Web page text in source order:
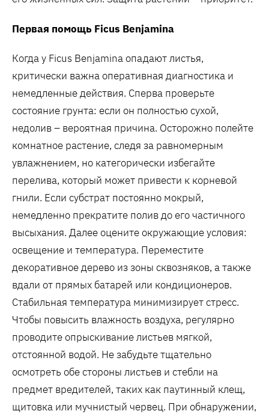
Первая помощь Ficus Benjamina
Когда у Ficus Benjamina опадают листья,
критически важна оперативная диагностика и
немедленные действия. Сперва проверьте
состояние грунта: если он полностью сухой,
недолив – вероятная причина. Осторожно полейте
комнатное растение, следя за равномерным
увлажнением, но категорически избегайте
перелива, который может привести к корневой
гнили. Если субстрат постоянно мокрый,
немедленно прекратите полив до его частичного
высыхания. Далее оцените окружающие условия:
освещение и температура. Переместите
декоративное дерево из зоны сквозняков, а также
вдали от прямых батарей или кондиционеров.
Стабильная температура минимизирует стресс.
Чтобы повысить влажность воздуха, регулярно
проводите опрыскивание листьев мягкой,
отстоянной водой. Не забудьте тщательно
осмотреть обе стороны листьев и стебли на
предмет вредителей, таких как паутинный клещ,
щитовка или мучнистый червец. При обнаружении,